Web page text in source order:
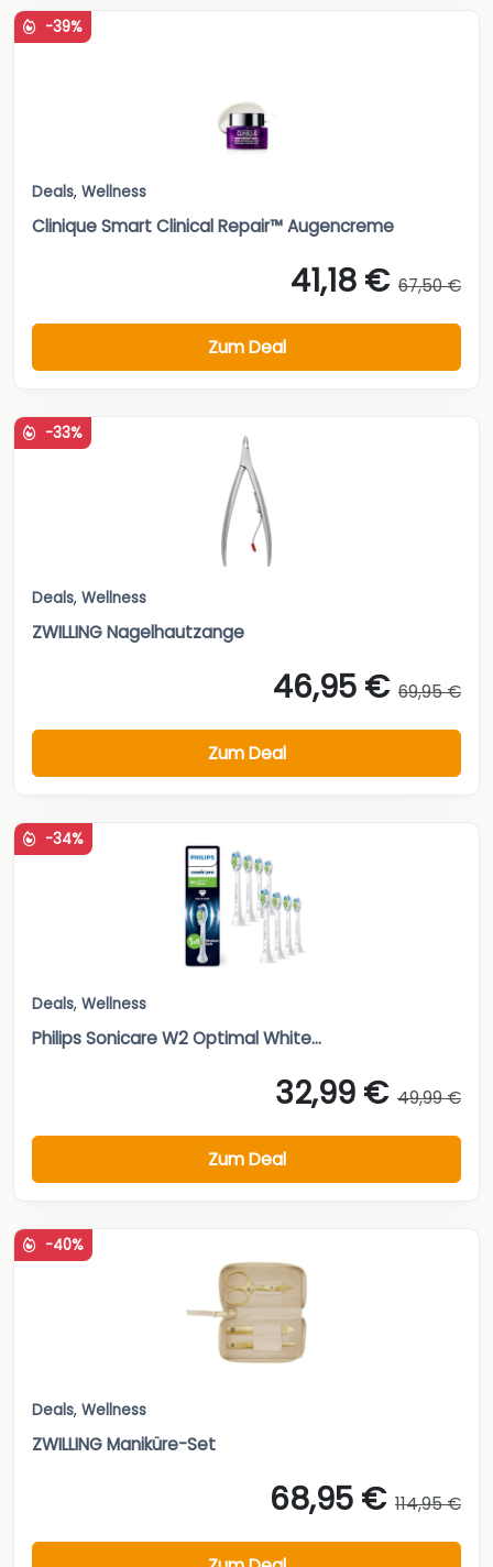
-39%
Deals, Wellness
Clinique Smart Clinical Repair™ Augencreme
41,18 € 67,50 €
Zum Deal
-33%
Deals, Wellness
ZWILLING Nagelhautzange
46,95 € 69,95 €
Zum Deal
-34%
Deals, Wellness
Philips Sonicare W2 Optimal White...
32,99 € 49,99 €
Zum Deal
-40%
Deals, Wellness
ZWILLING Maniküre-Set
68,95 € 114,95 €